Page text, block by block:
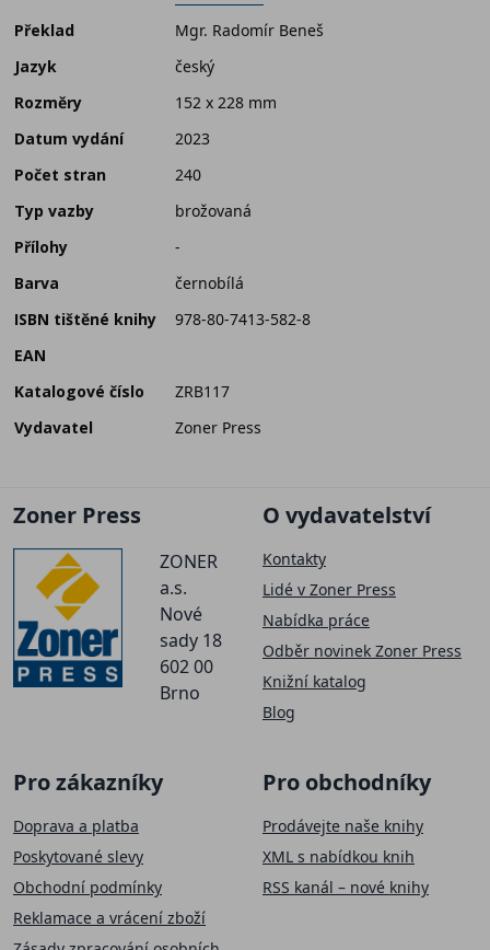
Překlad
Mgr. Radomír Beneš
Jazyk
český
Rozměry
152 x 228 mm
Datum vydání
2023
Počet stran
240
Typ vazby
brožovaná
Přílohy
-
Barva
černobílá
ISBN tištěné knihy
978-80-7413-582-8
EAN
Katalogové číslo
ZRB117
Vydavatel
Zoner Press
Zoner Press
ZONER
a.s.
Nové
sady 18
602 00
Brno
O vydavatelství
Kontakty
Lidé v Zoner Press
Nabídka práce
Odběr novinek Zoner Press
Knižní katalog
Blog
Pro zákazníky
Doprava a platba
Poskytované slevy
Obchodní podmínky
Reklamace a vrácení zboží
Pro obchodníky
Prodávejte naše knihy
XML s nabídkou knih
RSS kanál – nové knihy